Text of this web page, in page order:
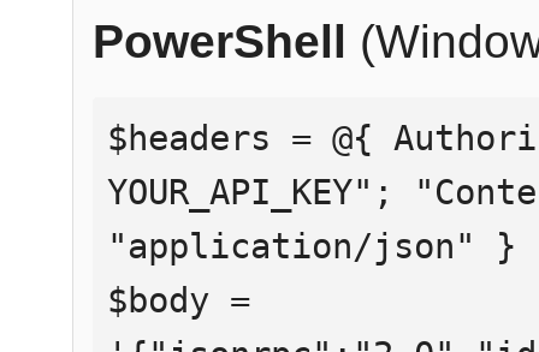
PowerShell
$headers = @{
YOUR_API_KEY";
"application/json" }
$body =